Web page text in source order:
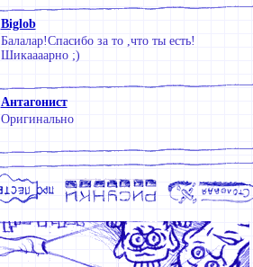
Biglob
Балалар!Спасибо за то ,что ты есть!
Шикаааарно ;)
Антагонист
Оригинально